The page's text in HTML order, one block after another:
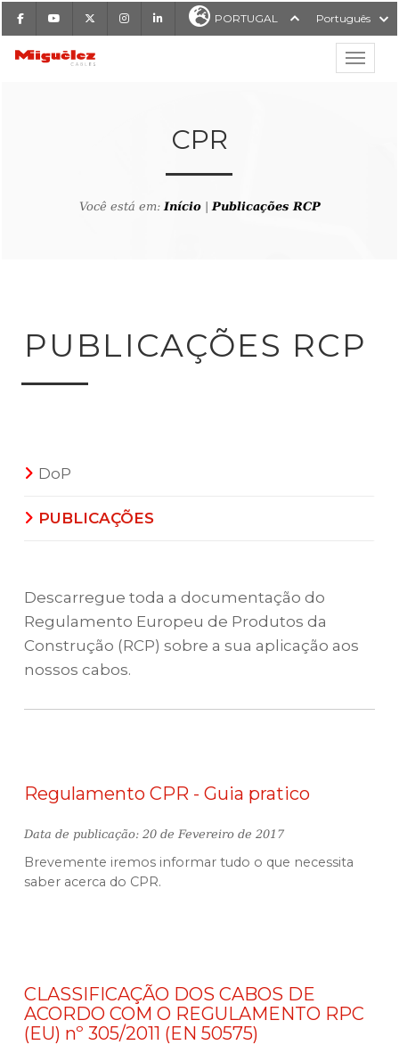
FacebookYoutube InstagramLinkedIn PORTUGAL Português
Miguélez Cabos
CPR
Você está em:Início|Publicações RCP
PUBLICAÇÕES RCP
DoP
PUBLICAÇÕES
Descarregue toda a documentação do
Regulamento Europeu de Produtos da
Construção (RCP) sobre a sua aplicação aos
nossos cabos.
Regulamento CPR - Guia pratico
Data de publicação: 20 de Fevereiro de 2017
Brevemente iremos informar tudo o que necessita
saber acerca do CPR.
CLASSIFICAÇÃO DOS CABOS DE
ACORDO COM O REGULAMENTO RPC
(EU) nº 305/2011 (EN 50575)